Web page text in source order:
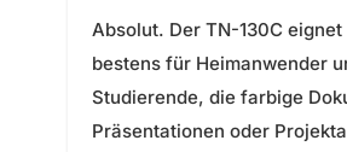
Absolut. Der TN-130C eignet
bestens für Heimanwender
Studierende, die farbige
Präsentationen oder